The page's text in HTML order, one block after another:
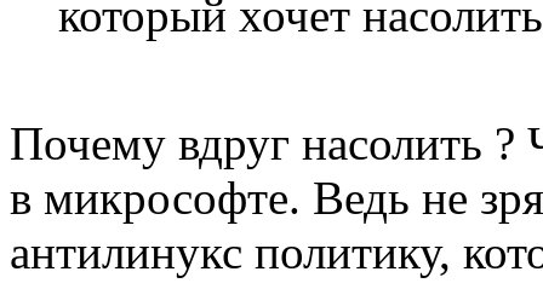
который хочет
Почему вдруг насолить ?
в микрософте. Ведь не
антилинукс политику,